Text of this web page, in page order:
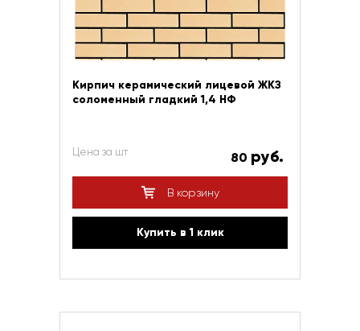
Кирпич керамический лицевой ЖКЗ
соломенный гладкий 1,4 НФ
Цена за шт 80 руб.
В корзину
Купить в 1 клик